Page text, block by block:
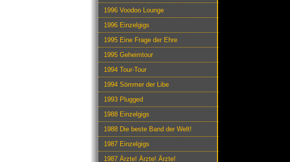
1996 Voodoo Lounge
1996 Einzelgigs
1995 Eine Frage der Ehre
1995 Geheimtour
1994 Tour-Tour
1994 Sömmer der Libe
1993 Plugged
1988 Einzelgigs
1988 Die beste Band der Welt!
1987 Einzelgigs
1987 Ärzte! Ärzte! Ärzte!